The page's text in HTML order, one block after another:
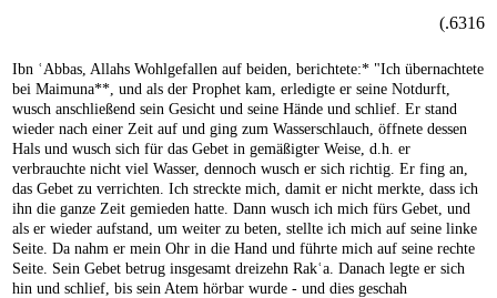
6316.)
Ibn ʿAbbas, Allahs Wohlgefallen auf beiden, berichtete:* "Ich übernachtete
bei Maimuna**, und als der Prophet kam, erledigte er seine Notdurft,
wusch anschließend sein Gesicht und seine Hände und schlief. Er stand
wieder nach einer Zeit auf und ging zum Wasserschlauch, öffnete dessen
Hals und wusch sich für das Gebet in gemäßigter Weise, d.h. er
verbrauchte nicht viel Wasser, dennoch wusch er sich richtig. Er fing an,
das Gebet zu verrichten. Ich streckte mich, damit er nicht merkte, dass ich
ihn die ganze Zeit gemieden hatte. Dann wusch ich mich fürs Gebet, und
als er wieder aufstand, um weiter zu beten, stellte ich mich auf seine linke
Seite. Da nahm er mein Ohr in die Hand und führte mich auf seine rechte
Seite. Sein Gebet betrug insgesamt dreizehn Rakʿa. Danach legte er sich
hin und schlief, bis sein Atem hörbar wurde - und dies geschah